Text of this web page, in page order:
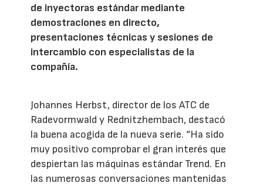
de inyectoras estándar mediante
demostraciones en directo,
presentaciones técnicas y sesiones de
intercambio con especialistas de la
compañía.
Johannes Herbst, director de los ATC de
Radevormwald y Rednitzhembach, destacó
la buena acogida de la nueva serie. “Ha sido
muy positivo comprobar el gran interés que
despiertan las máquinas estándar Trend. En
las numerosas conversaciones mantenidas